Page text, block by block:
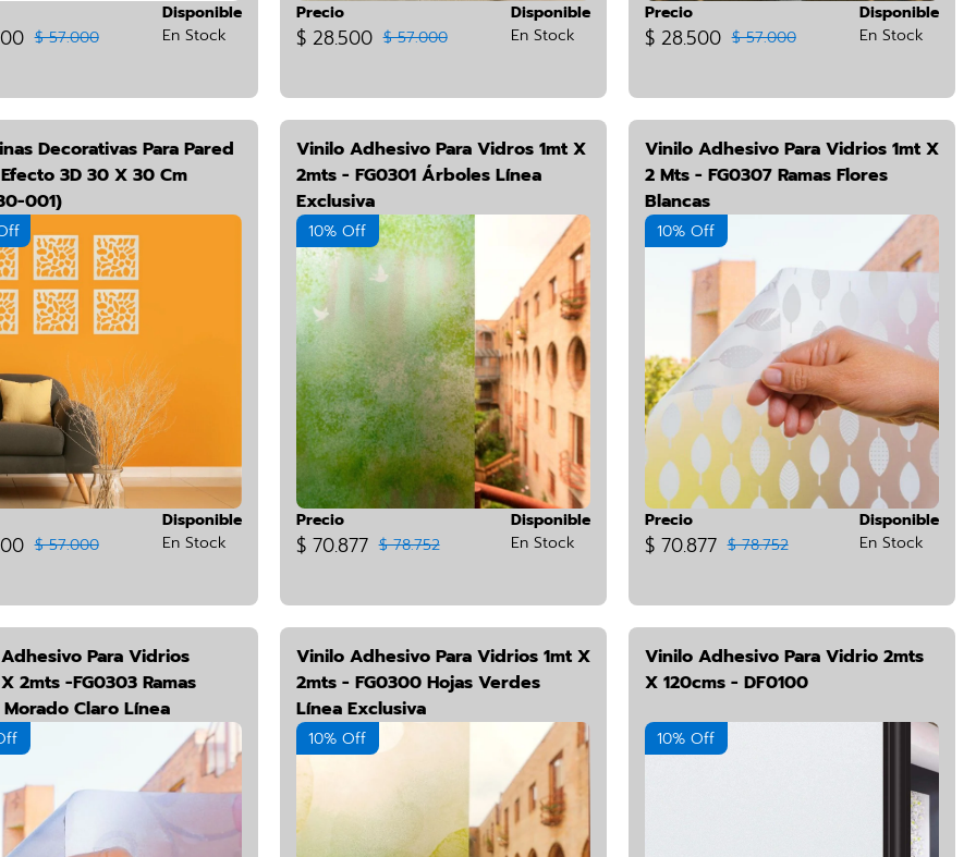
$ 57.000
Disponible
En Stock
Precio
$ 28.500 $ 57.000
Disponible
En Stock
Precio
$ 28.500 $ 57.000
Disponible
En Stock
Decorativas Para Pared
3D 30 X 30 Cm
001)
$ 57.000
Disponible
En Stock
Vinilo Adhesivo Para Vidros 1mt X
2mts - FG0301 Árboles Línea
Exclusiva
10% Off
Precio
$ 70.877 $ 78.752
Disponible
En Stock
Vinilo Adhesivo Para Vidrios 1mt X
2 Mts - FG0307 Ramas Flores
Blancas
10% Off
Precio
$ 70.877 $ 78.752
Disponible
En Stock
Para Vidrios
2mts -FG0303 Ramas
Claro Línea
Vinilo Adhesivo Para Vidrios 1mt X
2mts - FG0300 Hojas Verdes
Línea Exclusiva
10% Off
Vinilo Adhesivo Para Vidrio 2mts
X 120cms - DF0100
10% Off